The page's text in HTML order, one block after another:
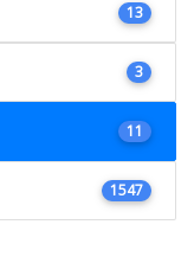
13
3
11
1547